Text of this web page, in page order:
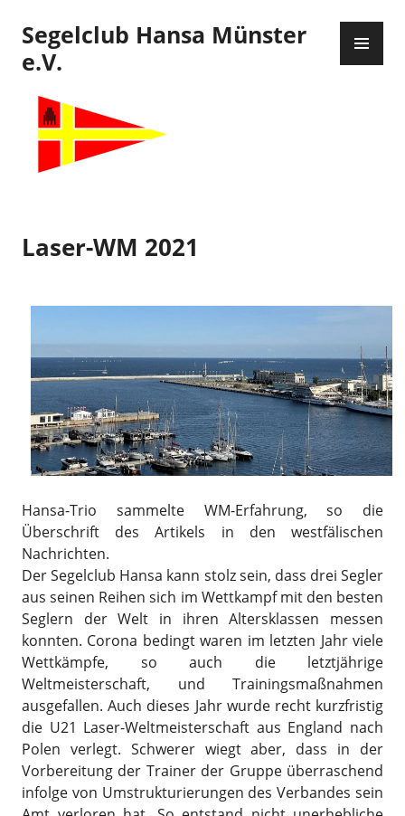
Inhalt
springen
Segelclub Hansa Münster
e.V.
Laser-WM 2021
Hansa-Trio sammelte WM-Erfahrung, so die
Überschrift des Artikels in den westfälischen
Nachrichten.
Der Segelclub Hansa kann stolz sein, dass drei Segler
aus seinen Reihen sich im Wettkampf mit den besten
Seglern der Welt in ihren Altersklassen messen
konnten. Corona bedingt waren im letzten Jahr viele
Wettkämpfe, so auch die letztjährige
Weltmeisterschaft, und Trainingsmaßnahmen
ausgefallen. Auch dieses Jahr wurde recht kurzfristig
die U21 Laser-Weltmeisterschaft aus England nach
Polen verlegt. Schwerer wiegt aber, dass in der
Vorbereitung der Trainer der Gruppe überraschend
infolge von Umstrukturierungen des Verbandes sein